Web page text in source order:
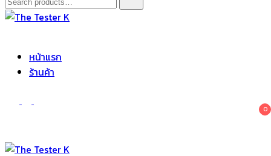
for:
หน้าแรก
ร้านค้า
0